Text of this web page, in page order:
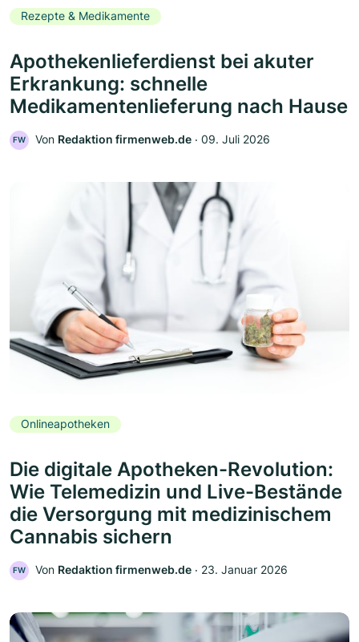
Rezepte & Medikamente
Apothekenlieferdienst bei akuter
Erkrankung: schnelle
Medikamentenlieferung nach Hause
FW Von Redaktion firmenweb.de ‧ 09. Juli 2026
Onlineapotheken
Die digitale Apotheken-Revolution:
Wie Telemedizin und Live-Bestände
die Versorgung mit medizinischem
Cannabis sichern
FW Von Redaktion firmenweb.de ‧ 23. Januar 2026